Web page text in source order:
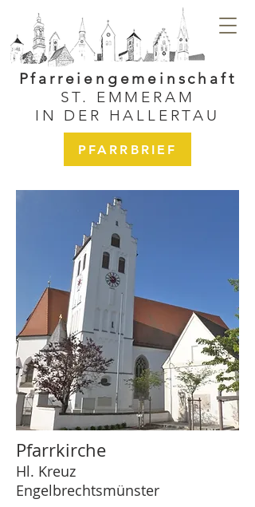
Pfarreiengemeinschaft
ST. EMMERAM
IN DER HALLERTAU
PFARRBRIEF
Pfarrkirche
Hl. Kreuz
Engelbrechtsmünster